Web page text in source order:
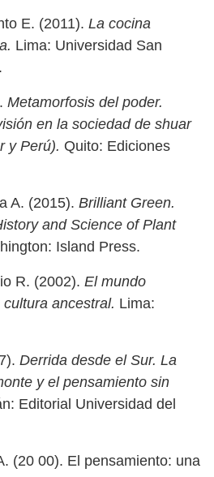
E. (2011). La cocina
Lima: Universidad San
Metamorfosis del poder.
en la sociedad de shuar
y Perú). Quito: Ediciones
A. (2015). Brilliant Green.
and Science of Plant
Island Press.
R. (2002). El mundo
ancestral. Lima:
Derrida desde el Sur. La
y el pensamiento sin
Editorial Universidad del
(20 00). El pensamiento: una